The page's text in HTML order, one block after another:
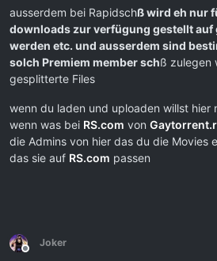
ausserdem bei Rapidschß wird eh nur
downloads zur verfügung gestellt auf
werden etc. und ausserdem sind
solch Premiem member schß zulegen
gesplitterte Files
wenn du laden und uploaden willst hier
wenn was bei RS.com von
die Admins von hier das du die Movies
das sie auf RS.com passen
Offline
Joker